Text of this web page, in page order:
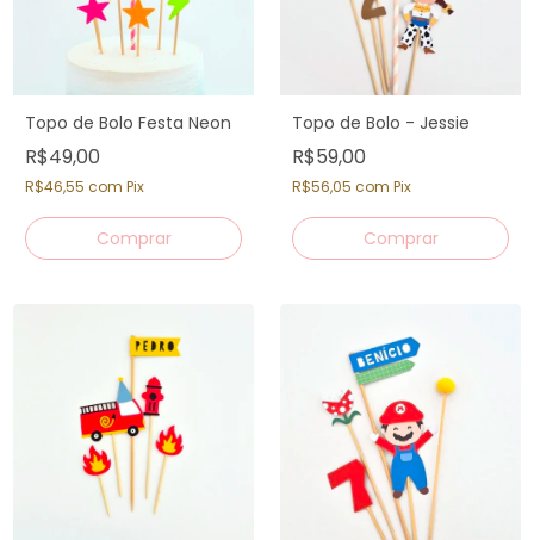
Topo de Bolo Festa Neon
R$49,00
R$46,55 com Pix
Topo de Bolo - Jessie
R$59,00
R$56,05 com Pix